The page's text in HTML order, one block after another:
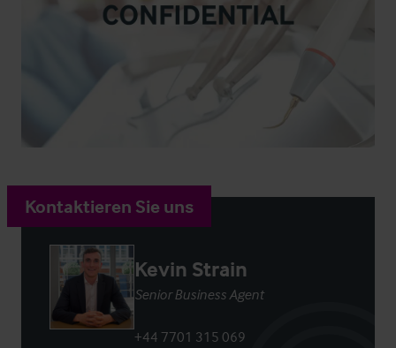
Kontaktieren Sie uns
Kevin Strain
Senior Business Agent
+44 7701 315 069